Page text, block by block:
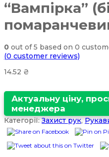
“Вампірка”
0 out of5 based on 0
(0 customer reviews)
14.52 ₴
Актуальну ціну,
менеджера
Категорії:Захист рук,